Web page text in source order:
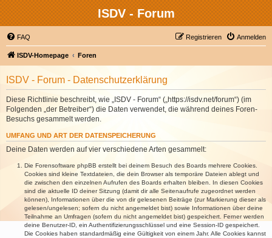
ISDV - Forum
FAQ Anmelden
Registrieren
ISDV-Homepage Foren
ISDV - Forum - Datenschutzerklärung
Diese Richtlinie beschreibt, wie „ISDV - Forum“ („https://isdv.net/forum“) (im
Folgenden „der Betreiber“) die Daten verwendet, die während deines Foren-
Besuchs gesammelt werden.
UMFANG UND ART DER DATENSPEICHERUNG
Deine Daten werden auf vier verschiedene Arten gesammelt:
Die Forensoftware phpBB erstellt bei deinem Besuch des Boards mehrere Cookies.
Cookies sind kleine Textdateien, die dein Browser als temporäre Dateien ablegt und
die zwischen den einzelnen Aufrufen des Boards erhalten bleiben. In diesen Cookies
sind die aktuelle ID deiner Sitzung (damit dir alle Seitenaufrufe zugeordnet werden
können), Informationen über die von dir gelesenen Beiträge (zur Markierung dieser als
gelesen/ungelesen; sofern du nicht angemeldet bist) sowie Informationen über deine
Teilnahme an Umfragen (sofern du nicht angemeldet bist) gespeichert. Ferner werden
deine Benutzer-ID, ein Authentifizierungsschlüssel und eine Session-ID gespeichert.
Die Cookies haben standardmäßig eine Gültigkeit von einem Jahr. Alle Cookies kannst